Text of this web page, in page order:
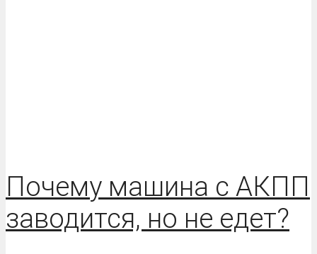
Почему машина с АКПП
заводится, но не едет?